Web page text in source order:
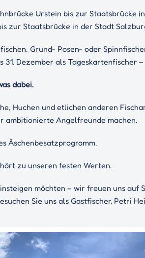
Urstein bis zur Staatsbrücke
zur Staatsbrücke in der Stadt
Grund- Posen- oder
Dezember als Tageskartenfischer –
dabei.
Huchen und etlichen anderen
ambitionierte Angelfreunde machen.
Äschenbesatzprogramm.
zu unseren festen Werten.
möchten – wir freuen uns auf
Sie uns als Gastfischer. Petri